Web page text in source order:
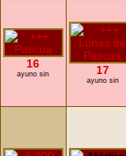
16
ayuno sin 17
ayuno sin